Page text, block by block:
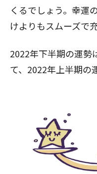
くるでしょう。幸運
けよりもスムーズで充
2022年下半期の運
て、2022年上半期の